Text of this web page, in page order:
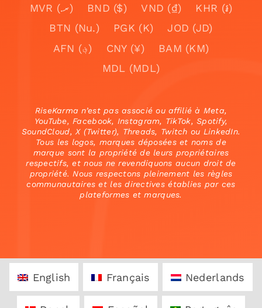
MVR (.ރ)
BND ($) VND (₫)
KHR (៛)
BTN (Nu.)
PGK (K)
JOD (JD)
AFN (؋)
CNY (¥)
BAM (KM)
MDL (MDL)
RiseKarma n’est pas associé ou affilié à Meta,
YouTube, Facebook, Instagram, TikTok, Spotify,
SoundCloud, X (Twitter), Threads, Twitch ou LinkedIn.
Tous les logos, marques déposées et noms de
marque sont la propriété de leurs propriétaires
respectifs, et nous ne revendiquons aucun droit de
propriété. Nous respectons pleinement les règles
communautaires et les directives établies par ces
plateformes et marques.
English Français Nederlands